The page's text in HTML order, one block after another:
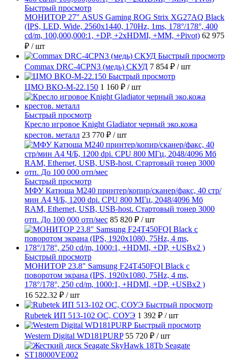
Быстрый просмотр
МОНИТОР 27" ASUS Gaming ROG Strix XG27AQ Black
(IPS, LED, Wide, 2560x1440, 170Hz, 1ms, 178°/178°, 400
cd/m, 100,000,000:1, +DP, +2хHDMI, +MM, +Pivot) 62 975
₽ / шт
Быстрый просмотр
Commax DRC-4CPN3 (медь) СКУД 7 854 ₽ / шт
Быстрый просмотр
ЦМО ВКО-М-22.150 1 160 ₽ / шт
Быстрый просмотр
Кресло игровое Knight Gladiator черный эко.кожа
крестов. металл 23 770 ₽ / шт
Быстрый просмотр
МФУ Катюша M240 принтер/копир/сканер/факс, 40 стр/
мин А4 Ч/Б, 1200 dpi. CPU 800 МГц, 2048/4096 Мб
RAM, Ethernet, USB, USB-host. Стартовый тонер 3000
отп. До 100 000 отп/мес 85 820 ₽ / шт
Быстрый просмотр
МОНИТОР 23.8" Samsung F24T450FQI Black с
поворотом экрана (IPS, 1920x1080, 75Hz, 4 ms,
178°/178°, 250 cd/m, 1000:1, +HDMI, +DP, +USBx2 )
16 522.32 ₽ / шт
Быстрый просмотр
Rubetek ИП 513-102 ОС, СОУЭ 1 392 ₽ / шт
Быстрый просмотр
Western Digital WD181PURP 55 720 ₽ / шт